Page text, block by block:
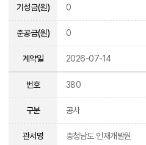
기성금(원) 0
준공금(원) 0
계약일 2026-07-14
번호 380
구분 공사
관서명 충청남도 인재개발원